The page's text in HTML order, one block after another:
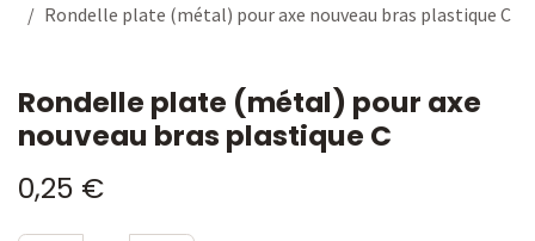
Rondelle plate (métal) pour axe nouveau bras plastique C
Rondelle plate (métal) pour axe
nouveau bras plastique C
0,25 €